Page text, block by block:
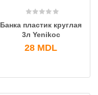
Банка пластик круглая
3л Yenikoc
28 MDL